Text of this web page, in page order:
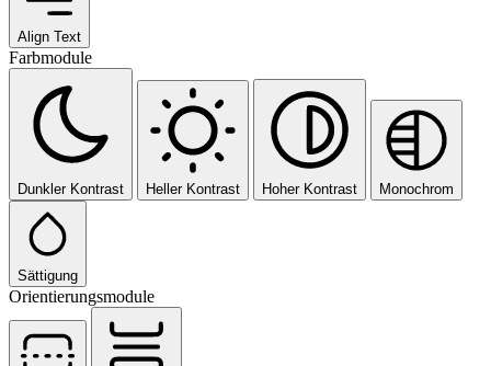
Align Text
Farbmodule
Dunkler Kontrast Heller Kontrast Hoher Kontrast Monochrom
Sättigung
Orientierungsmodule